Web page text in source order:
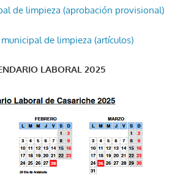
de limpieza (aprobación provisional)
de limpieza (artículos)
LABORAL 2025